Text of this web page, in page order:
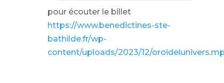
pour écouter le billet
https://www.benedictines-ste-
bathilde.fr/wp-
content/uploads/2023/12/